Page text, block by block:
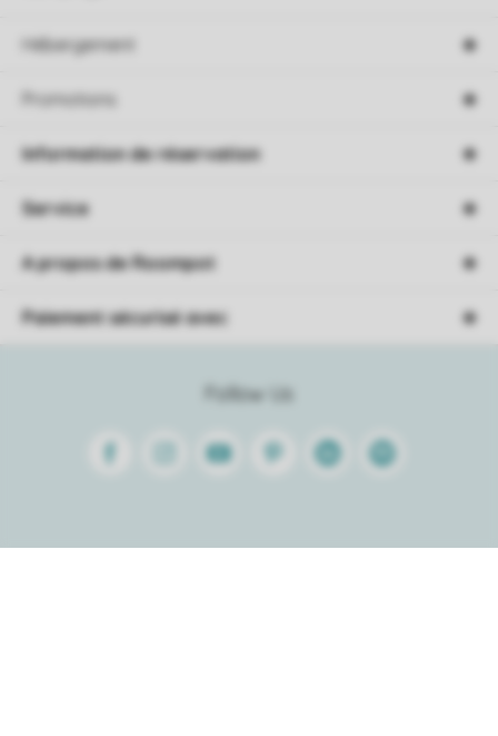
Hébergement
Promotions
Follow Us
FacebookInstagramYoutube PinterestLinkedinSpotify
Information de réservation
Service
A propos de Roompot
Paiement sécurisé avec